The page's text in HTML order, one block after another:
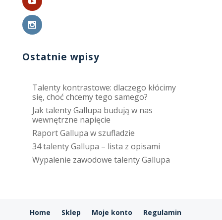
Ostatnie wpisy
Talenty kontrastowe: dlaczego kłócimy
się, choć chcemy tego samego?
Jak talenty Gallupa budują w nas
wewnętrzne napięcie
Raport Gallupa w szufladzie
34 talenty Gallupa – lista z opisami
Wypalenie zawodowe talenty Gallupa
Home Sklep Moje konto
Regulamin